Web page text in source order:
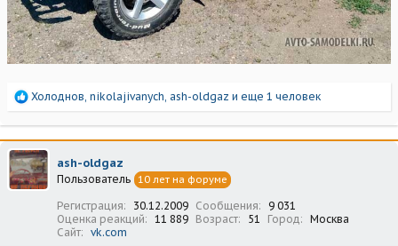
Р
а
к
ц
и
и
Холоднов nikolajivanych ash-oldgaz и еще 1 человек
ash-oldgaz
Пользователь 10 лет на форуме
Регистрация 30.12.2009 Сообщения
9 031
Оценка реакций
11 889 Возраст 51 Город
Москва
Сайт
vk.com